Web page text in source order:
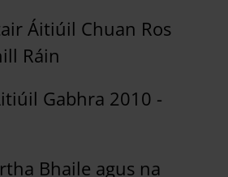
Áitiúil Chuan Ros
Ráin
Gabhra 2010 -
Bhaile agus na